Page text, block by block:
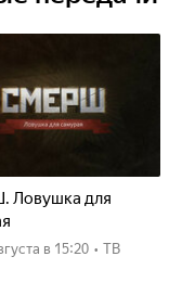
Ловушка для
в 15:20 • ТВ